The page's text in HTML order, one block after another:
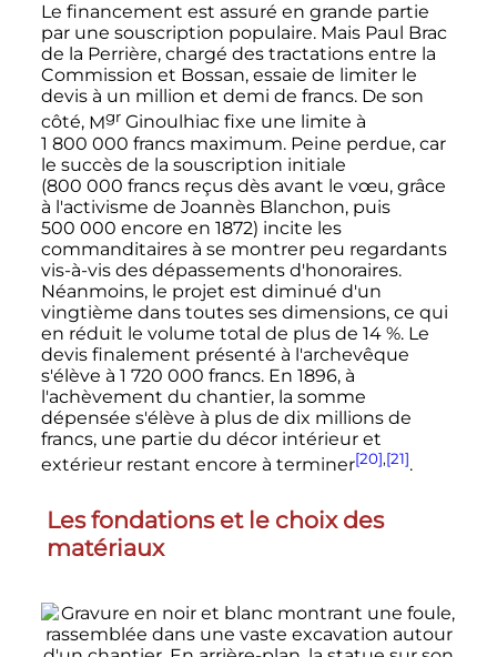
Le financement est assuré en grande partie
par une souscription populaire. Mais Paul Brac
de la Perrière, chargé des tractations entre la
Commission et Bossan, essaie de limiter le
devis à un million et demi de francs. De son
côté, MgrGinoulhiac fixe une limite à
1 800 000 francsmaximum. Peine perdue, car
le succès de la souscription initiale
(800 000 francsreçus dès avant le vœu, grâce
à l'activisme de Joannès Blanchon, puis
500 000 encore en 1872) incite les
commanditaires à se montrer peu regardants
vis-à-vis des dépassements d'honoraires.
Néanmoins, le projet est diminué d'un
vingtième dans toutes ses dimensions, ce qui
en réduit le volume total de plus de 14 %. Le
devis finalement présenté à l'archevêque
s'élève à 1 720 000 francs. En 1896, à
l'achèvement du chantier, la somme
dépensée s'élève à plus de dix millions de
francs, une partie du décor intérieur et
extérieur restant encore à terminer[20],[21].
Les fondations et le choix des
matériaux